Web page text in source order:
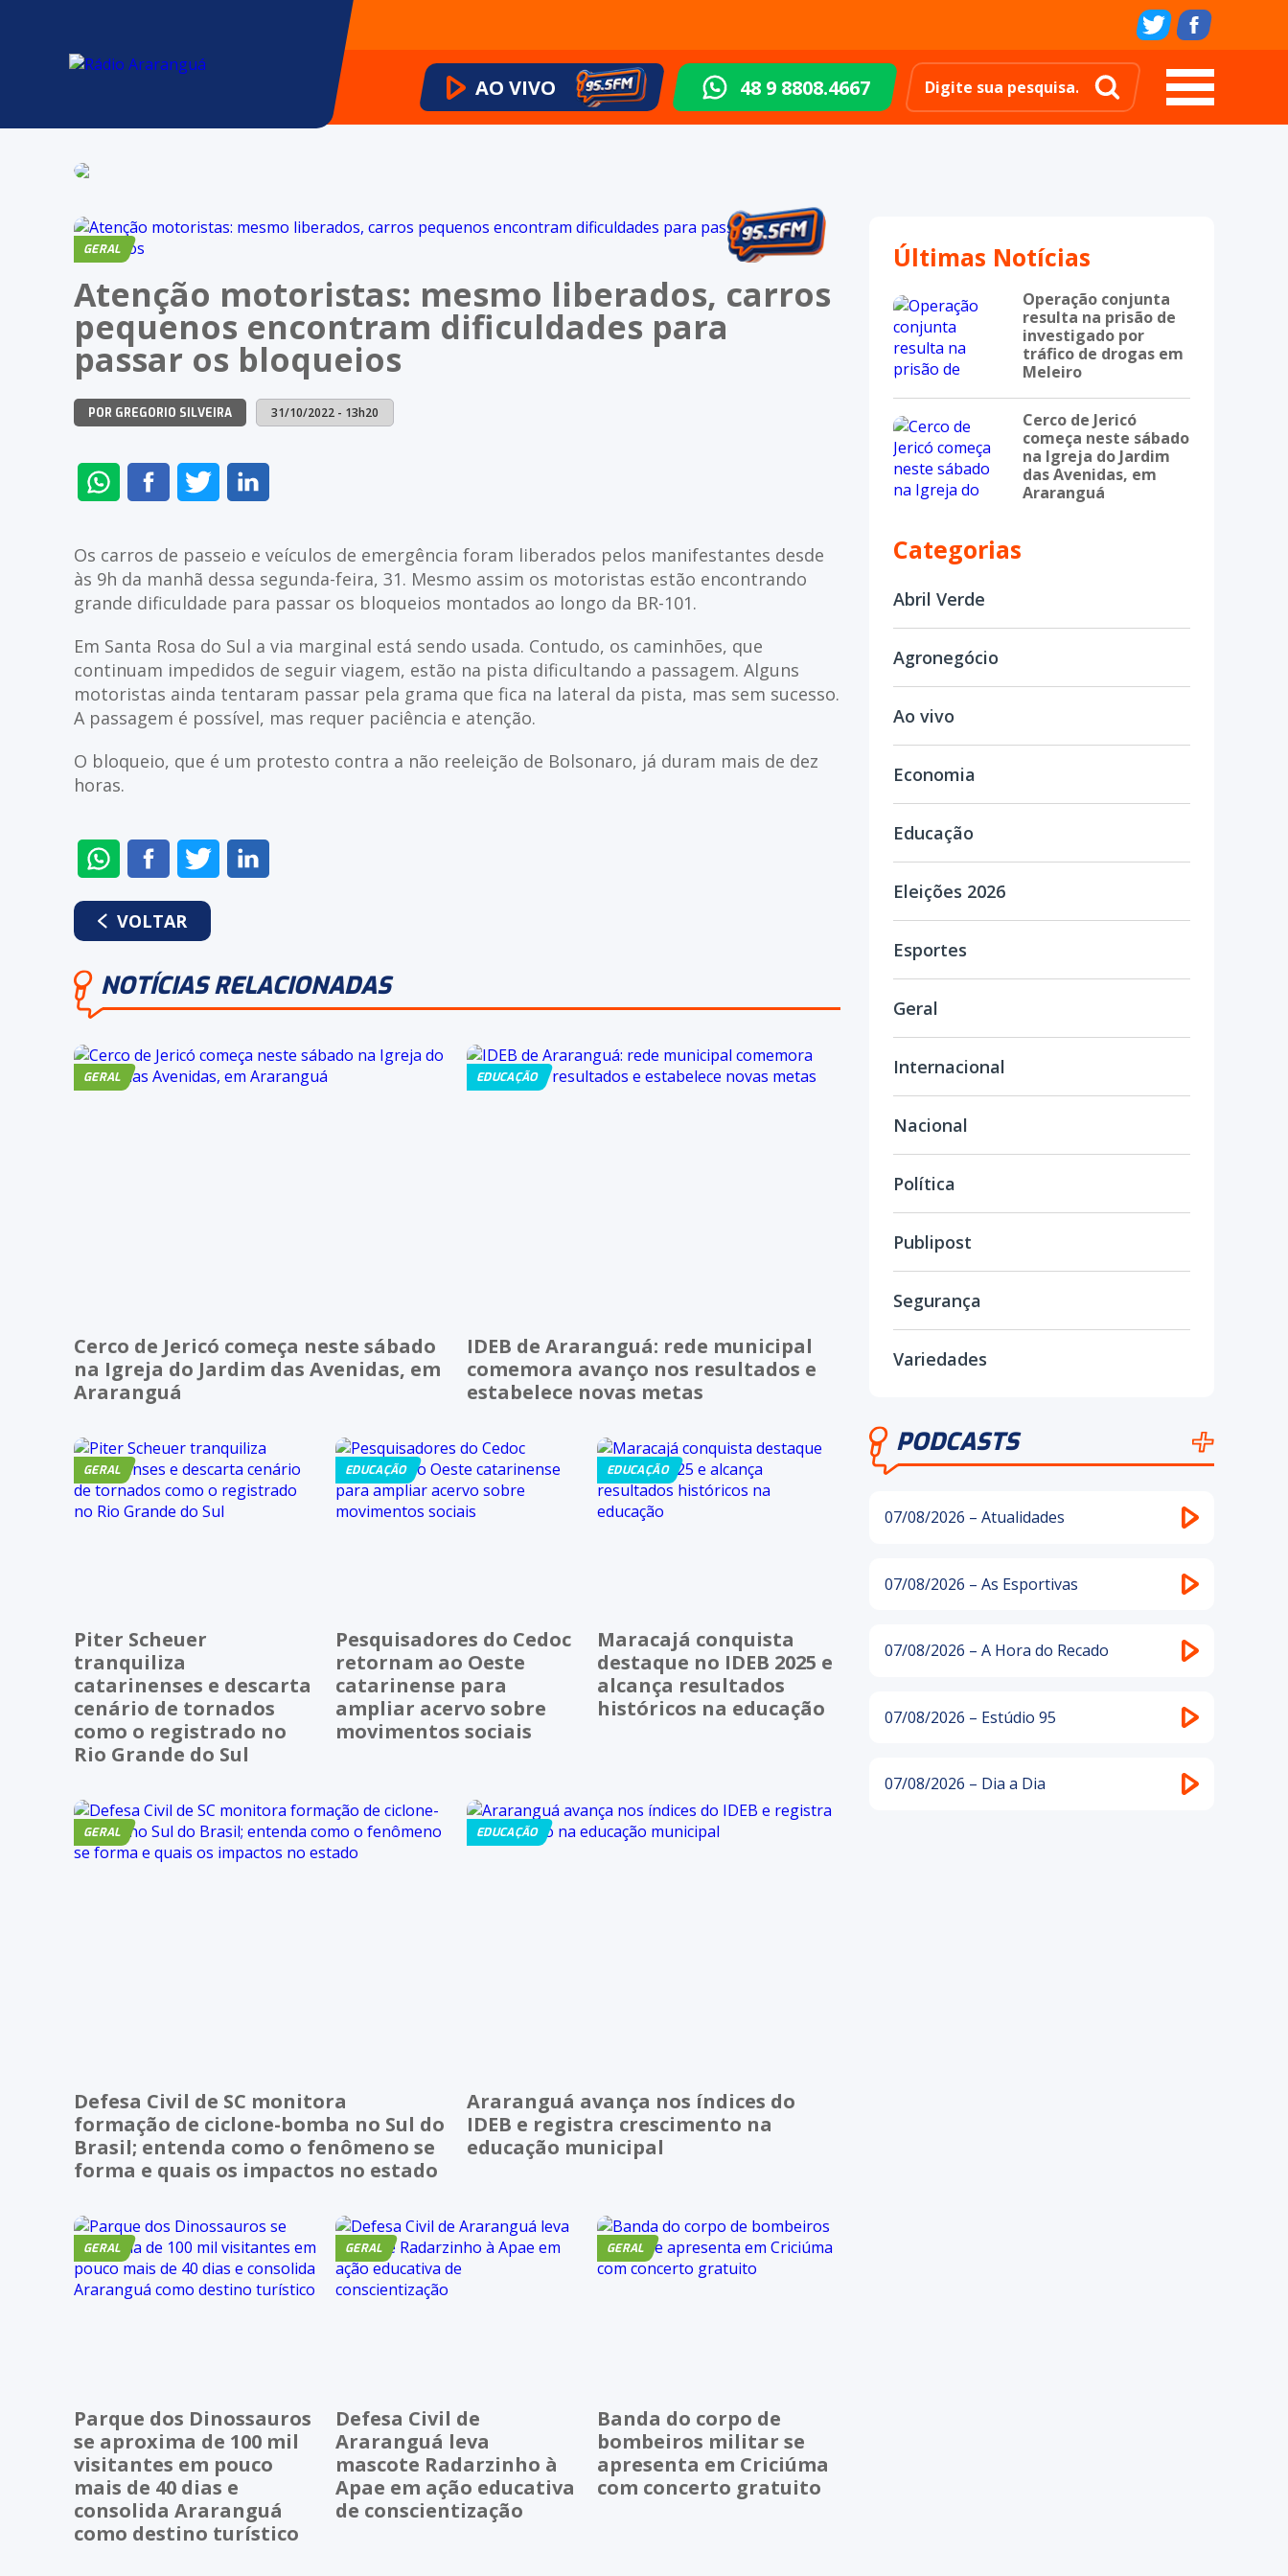
AO VIVO 48 9 8808.4667
GERAL
Atenção motoristas: mesmo liberados, carros
pequenos encontram dificuldades para
passar os bloqueios
POR GREGORIO SILVEIRA 31/10/2022 - 13h20
ENVIAR
NO
COMPARTILHAR
NO
COMPARTILHAR
NO
Os carros de passeio e veículos de emergência foram liberados pelos manifestantes desde
às 9h da manhã dessa segunda-feira, 31. Mesmo assim os motoristas estão encontrando
grande dificuldade para passar os bloqueios montados ao longo da BR-101.
Em Santa Rosa do Sul a via marginal está sendo usada. Contudo, os caminhões, que
continuam impedidos de seguir viagem, estão na pista dificultando a passagem. Alguns
motoristas ainda tentaram passar pela grama que fica na lateral da pista, mas sem sucesso.
A passagem é possível, mas requer paciência e atenção.
O bloqueio, que é um protesto contra a não reeleição de Bolsonaro, já duram mais de dez
horas.
ENVIAR
NO
WHATSAPP
COMPARTILHAR
NO
FACEBOOK
COMPARTILHAR
NO
VOLTAR
NOTÍCIAS RELACIONADAS
GERAL
Cerco de Jericó começa neste sábado
na Igreja do Jardim das Avenidas, em
Araranguá
EDUCAÇÃO
IDEB de Araranguá: rede municipal
comemora avanço nos resultados e
estabelece novas metas
GERAL
Piter Scheuer
tranquiliza
catarinenses e descarta
cenário de tornados
como o registrado no
Rio Grande do Sul
EDUCAÇÃO
Pesquisadores do Cedoc
retornam ao Oeste
catarinense para
ampliar acervo sobre
movimentos sociais
EDUCAÇÃO
Maracajá conquista
destaque no IDEB 2025 e
alcança resultados
históricos na educação
GERAL
Defesa Civil de SC monitora
formação de ciclone-bomba no Sul do
Brasil; entenda como o fenômeno se
forma e quais os impactos no estado
EDUCAÇÃO
Araranguá avança nos índices do
IDEB e registra crescimento na
educação municipal
GERAL
Parque dos Dinossauros
se aproxima de 100 mil
visitantes em pouco
mais de 40 dias e
consolida Araranguá
como destino turístico
GERAL
Defesa Civil de
Araranguá leva
mascote Radarzinho à
Apae em ação educativa
de conscientização
GERAL
Banda do corpo de
bombeiros militar se
apresenta em Criciúma
com concerto gratuito
Últimas Notícias
Operação conjunta
resulta na prisão de
investigado por
tráfico de drogas em
Meleiro
Cerco de Jericó
começa neste sábado
na Igreja do Jardim
das Avenidas, em
Araranguá
Categorias
Abril Verde
Agronegócio
Ao vivo
Economia
Educação
Eleições 2026
Esportes
Geral
Internacional
Nacional
Política
Publipost
Segurança
Variedades
PODCASTS
07/08/2026 – Atualidades
07/08/2026 – As Esportivas
07/08/2026 – A Hora do Recado
07/08/2026 – Estúdio 95
07/08/2026 – Dia a Dia